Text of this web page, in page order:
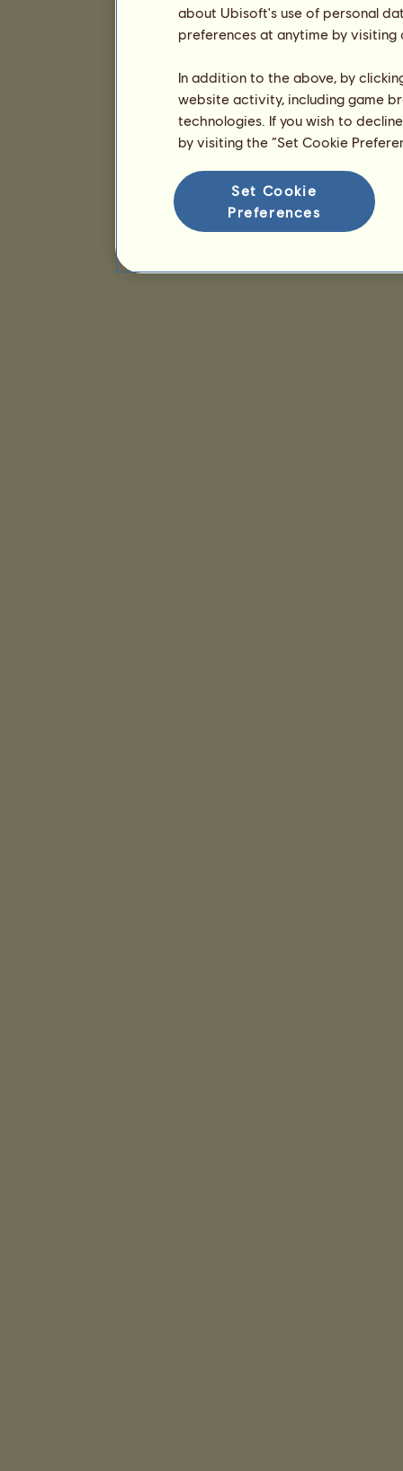
about Ubisoft's use of personal
preferences at anytime by
In addition to the above, by
website activity, including game
technologies. If you wish to
by visiting the “Set Cookie
Set Cookie
Preferences